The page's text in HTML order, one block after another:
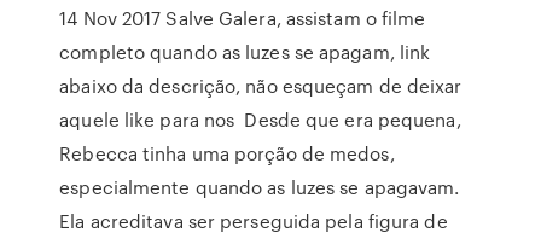
14 Nov 2017 Salve Galera, assistam o filme
completo quando as luzes se apagam, link
abaixo da descrição, não esqueçam de deixar
aquele like para nos Desde que era pequena,
Rebecca tinha uma porção de medos,
especialmente quando as luzes se apagavam.
Ela acreditava ser perseguida pela figura de